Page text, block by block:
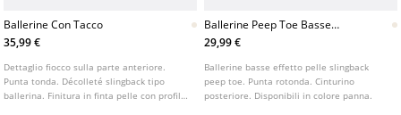
Ballerine Con Tacco
35,99 €
Dettaglio fiocco sulla parte anteriore.
Punta tonda. Décolleté slingback tipo
ballerina. Finitura in finta pelle con profilo
Ballerine Peep Toe Basse
Aperte Sul Tallone
29,99 €
Ballerine basse effetto pelle slingback
peep toe. Punta rotonda. Cinturino
posteriore. Disponibili in colore panna.